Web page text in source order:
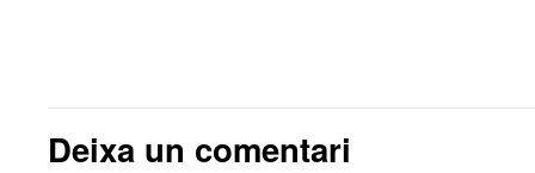
Deixa un comentari